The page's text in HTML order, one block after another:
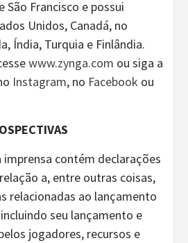
Francisco e possui
Unidos, Canadá, no
Índia, Turquia e Finlândia.
www.zynga.com ou siga a
Instagram, no Facebook ou
imprensa contém declarações
a, entre outras coisas,
relacionadas ao lançamento
seu lançamento e
jogadores, recursos e